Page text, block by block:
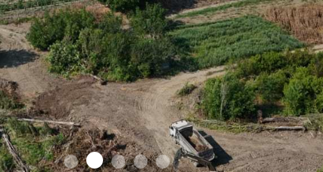
Пријави проблем
Јавни огласи
Завршени јавни огласи
Конкурси
Завршени конкурси